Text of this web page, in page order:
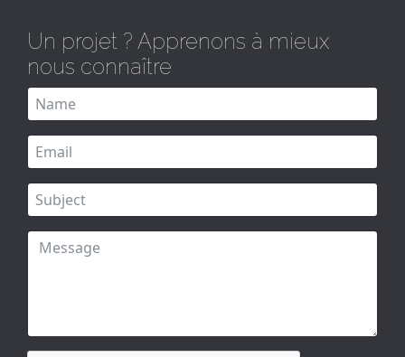
Un projet ? Apprenons à mieux
nous connaître